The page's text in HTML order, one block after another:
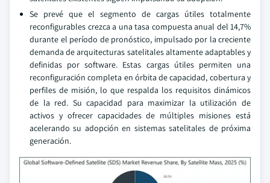
Se prevé que el segmento de cargas útiles totalmente
reconfigurables crezca a una tasa compuesta anual del 14,7%
durante el período de pronóstico, impulsado por la creciente
demanda de arquitecturas satelitales altamente adaptables y
definidas por software. Estas cargas útiles permiten una
reconfiguración completa en órbita de capacidad, cobertura y
perfiles de misión, lo que respalda los requisitos dinámicos
de la red. Su capacidad para maximizar la utilización de
activos y ofrecer capacidades de múltiples misiones está
acelerando su adopción en sistemas satelitales de próxima
generación.